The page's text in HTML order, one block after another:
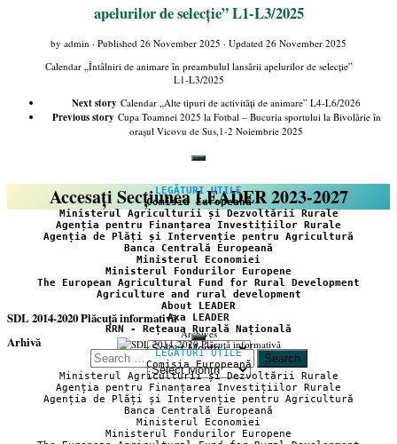
apelurilor de selecție” L1-L3/2025
by admin · Published 26 November 2025 · Updated 26 November 2025
Calendar „Întâlniri de animare în preambulul lansării apelurilor de selecție”
L1-L3/2025
Next story Calendar „Alte tipuri de activități de animare” L4-L6/2026
Previous story Cupa Toamnei 2025 la Fotbal – Bucuria sportului la Bivolărie în
orașul Vicovu de Sus,1-2 Noiembrie 2025
Accesați Secțiunea LEADER 2023-2027
LEGĂTURI UTILE
Comisia Europeană
Ministerul Agriculturii și Dezvoltării Rurale
Agenția pentru Finanțarea Investițiilor Rurale
Agenția de Plăți și Intervenție pentru Agricultură
Banca Centrală Europeană
Ministerul Economiei
Ministerul Fondurilor Europene
The European Agricultural Fund for Rural Development
Agriculture and rural development
About LEADER
Axa LEADER
RRN - Rețeaua Rurală Națională
Archives
SDL 2014-2020 Plăcuță informativă
Arhivă
Arhivă
Search
for:
LEGĂTURI UTILE
Comisia Europeană
Ministerul Agriculturii și Dezvoltării Rurale
Agenția pentru Finanțarea Investițiilor Rurale
Agenția de Plăți și Intervenție pentru Agricultură
Banca Centrală Europeană
Ministerul Economiei
Ministerul Fondurilor Europene